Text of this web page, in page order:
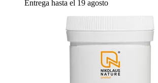
Entrega hasta el 19 agosto